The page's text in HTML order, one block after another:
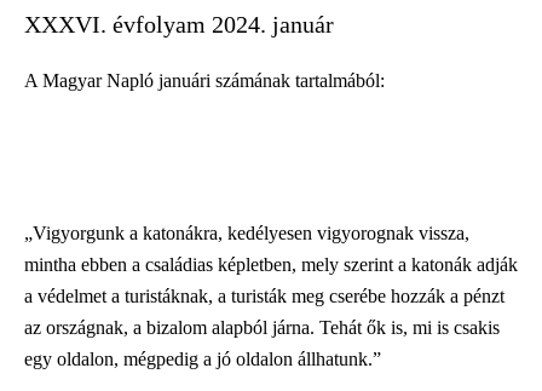
XXXVI. évfolyam 2024. január
A Magyar Napló januári számának tartalmából:
„Vigyorgunk a katonákra, kedélyesen vigyorognak vissza,
mintha ebben a családias képletben, mely szerint a katonák adják
a védelmet a turistáknak, a turisták meg cserébe hozzák a pénzt
az országnak, a bizalom alapból járna. Tehát ők is, mi is csakis
egy oldalon, mégpedig a jó oldalon állhatunk.”